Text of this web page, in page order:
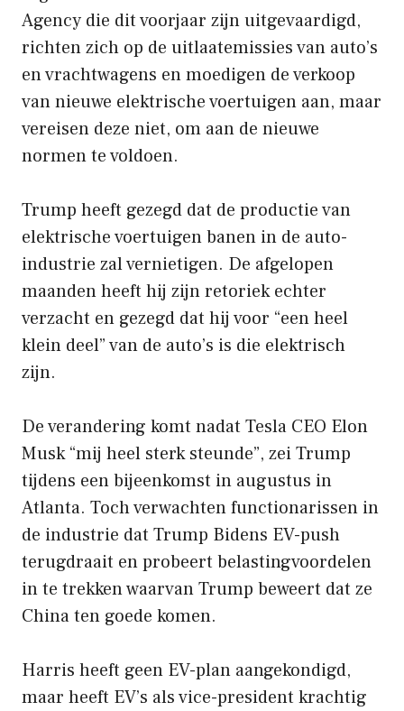
Agency die dit voorjaar zijn uitgevaardigd,
richten zich op de uitlaatemissies van auto’s
en vrachtwagens en moedigen de verkoop
van nieuwe elektrische voertuigen aan, maar
vereisen deze niet, om aan de nieuwe
normen te voldoen.
Trump heeft gezegd dat de productie van
elektrische voertuigen banen in de auto-
industrie zal vernietigen. De afgelopen
maanden heeft hij zijn retoriek echter
verzacht en gezegd dat hij voor “een heel
klein deel” van de auto’s is die elektrisch
zijn.
De verandering komt nadat Tesla CEO Elon
Musk “mij heel sterk steunde”, zei Trump
tijdens een bijeenkomst in augustus in
Atlanta. Toch verwachten functionarissen in
de industrie dat Trump Bidens EV-push
terugdraait en probeert belastingvoordelen
in te trekken waarvan Trump beweert dat ze
China ten goede komen.
Harris heeft geen EV-plan aangekondigd,
maar heeft EV’s als vice-president krachtig